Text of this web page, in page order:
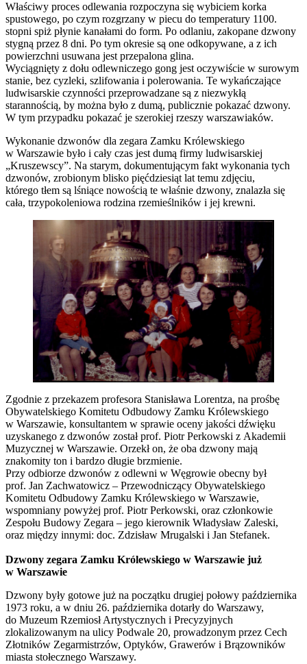
Właściwy proces odlewania rozpoczyna się wybiciem korka
spustowego, po czym rozgrzany w piecu do temperatury 1100.
stopni spiż płynie kanałami do form. Po odlaniu, zakopane dzwony
stygną przez 8 dni. Po tym okresie są one odkopywane, a z ich
powierzchni usuwana jest przepalona glina.
Wyciągnięty z dołu odlewniczego gong jest oczywiście w surowym
stanie, bez cyzleki, szlifowania i polerowania. Te wykańczające
ludwisarskie czynności przeprowadzane są z niezwykłą
starannością, by można było z dumą, publicznie pokazać dzwony.
W tym przypadku pokazać je szerokiej rzeszy warszawiaków.
Wykonanie dzwonów dla zegara Zamku Królewskiego
w Warszawie było i cały czas jest dumą firmy ludwisarskiej
„Kruszewscy”. Na starym, dokumentującym fakt wykonania tych
dzwonów, zrobionym blisko pięćdziesiąt lat temu zdjęciu,
którego tłem są lśniące nowością te właśnie dzwony, znalazła się
cała, trzypokoleniowa rodzina rzemieślników i jej krewni.
Zgodnie z przekazem profesora Stanisława Lorentza, na prośbę
Obywatelskiego Komitetu Odbudowy Zamku Królewskiego
w Warszawie, konsultantem w sprawie oceny jakości dźwięku
uzyskanego z dzwonów został prof. Piotr Perkowski z Akademii
Muzycznej w Warszawie. Orzekł on, że oba dzwony mają
znakomity ton i bardzo długie brzmienie.
Przy odbiorze dzwonów z odlewni w Węgrowie obecny był
prof. Jan Zachwatowicz – Przewodniczący Obywatelskiego
Komitetu Odbudowy Zamku Królewskiego w Warszawie,
wspomniany powyżej prof. Piotr Perkowski, oraz członkowie
Zespołu Budowy Zegara – jego kierownik Władysław Zaleski,
oraz między innymi: doc. Zdzisław Mrugalski i Jan Stefanek.
Dzwony zegara Zamku Królewskiego w Warszawie już
w Warszawie
Dzwony były gotowe już na początku drugiej połowy października
1973 roku, a w dniu 26. października dotarły do Warszawy,
do Muzeum Rzemiosł Artystycznych i Precyzyjnych
zlokalizowanym na ulicy Podwale 20, prowadzonym przez Cech
Złotników Zegarmistrzów, Optyków, Grawerów i Brązowników
miasta stołecznego Warszawy.